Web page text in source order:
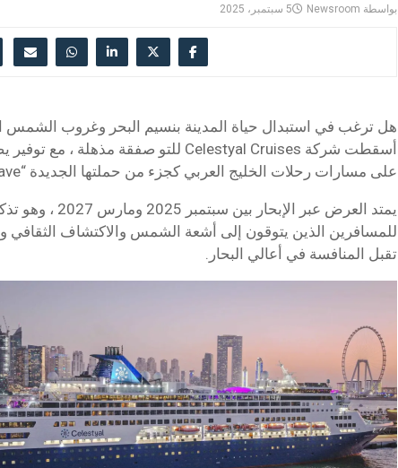
بواسطة Newsroom 5 سبتمبر، 2025
هل ترغب في استبدال حياة المدينة بنسيم البحر وغروب الشمس
على مسارات رحلات الخليج العربي كجزء من حملتها الجديدة “Sail & Save”.
يمتد العرض عبر الإبحار بين
للمسافرين الذين يتوقون إلى أشعة الشمس والاكتشاف الثقافي
تقبل المنافسة في أعالي البحار.